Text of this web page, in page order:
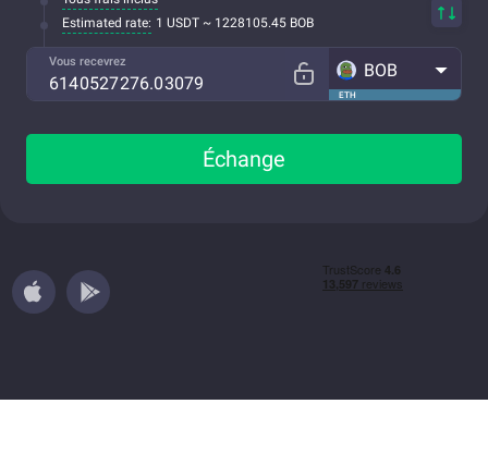
Estimated rate: 1 USDT ~ 1228105.45 BOB
Vous recevrez
ETH
BOB
Échange